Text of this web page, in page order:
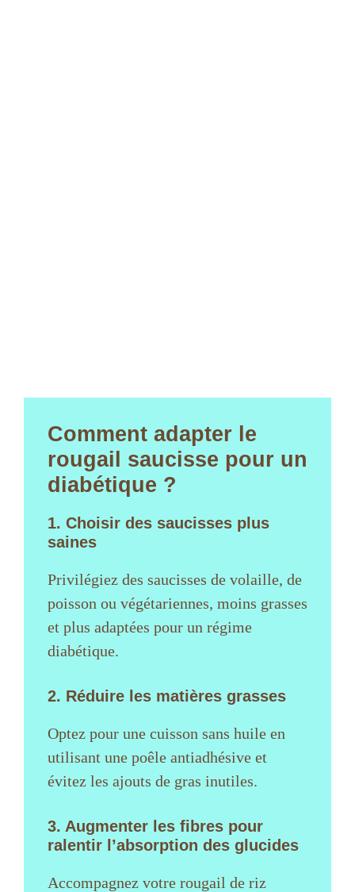
Comment adapter le
rougail saucisse pour un
diabétique ?
1. Choisir des saucisses plus
saines
Privilégiez des saucisses de volaille, de
poisson ou végétariennes, moins grasses
et plus adaptées pour un régime
diabétique.
2. Réduire les matières grasses
Optez pour une cuisson sans huile en
utilisant une poêle antiadhésive et
évitez les ajouts de gras inutiles.
3. Augmenter les fibres pour
ralentir l’absorption des glucides
Accompagnez votre rougail de riz